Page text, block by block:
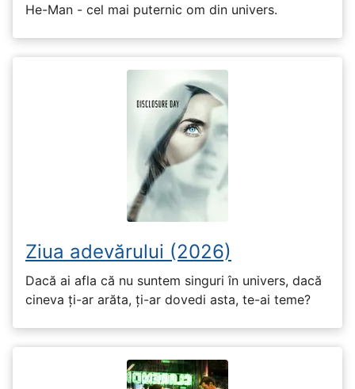
He-Man - cel mai puternic om din univers.
Ziua adevărului (2026)
Dacă ai afla că nu suntem singuri în univers, dacă
cineva ți-ar arăta, ți-ar dovedi asta, te-ai teme?